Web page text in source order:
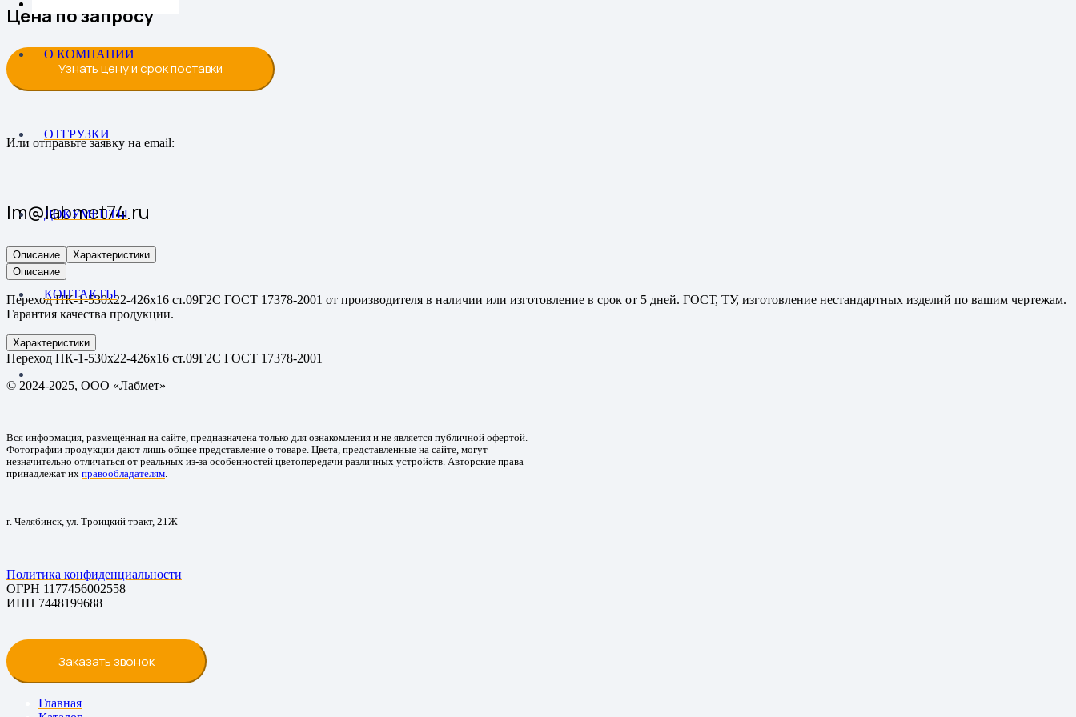
О КОМПАНИИ
ОТГРУЗКИ
ДОКУМЕНТЫ
КОНТАКТЫ
Цена по запросу
Узнать цену и срок поставки
Или отправьте заявку на email:
lm@labmet74.ru
Описание
Характеристики
Описание
Переход ПК-1-530х22-426х16 ст.09Г2С ГОСТ 17378-2001 от производителя в наличии или изготовление в срок от 5 дней. ГОСТ, ТУ, изготовление нестандартных изделий по вашим чертежам.
Гарантия качества продукции.
Характеристики
Переход ПК-1-530х22-426х16 ст.09Г2С ГОСТ 17378-2001
© 2024-2025, ООО «Лабмет»
Вся информация, размещённая на сайте, предназначена только для ознакомления и не является публичной офертой.
Фотографии продукции дают лишь общее представление о товаре. Цвета, представленные на сайте, могут
незначительно отличаться от реальных из-за особенностей цветопередачи различных устройств. Авторские права
принадлежат их правообладателям
г. Челябинск, ул. Троицкий тракт, 21Ж
Политика конфиденциальности
ОГРН 1177456002558
ИНН 7448199688
Заказать звонок
Главная